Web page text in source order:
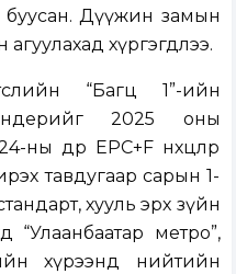
буусан. Дүүжин замын
хүргэгдлээ.
“Багц 1”-ийн
2025 оны
өдөр EPC+F нөхцөлөөр
тавдугаар сарын 1-
хууль эрх зүйн
“Улаанбаатар метро”,
хүрээнд нийтийн